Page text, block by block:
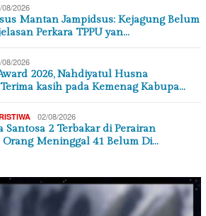
08/2026
Mantan Jampidsus: Kejagung Belum
Perkara TPPU yan…
08/2026
2026, Nahdiyatul Husna
kasih pada Kemenag Kabupa…
02/08/2026
2 Terbakar di Perairan
Orang Meninggal 41 Belum Di…